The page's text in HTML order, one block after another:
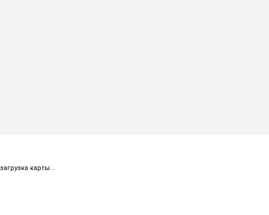
загрузка карты...